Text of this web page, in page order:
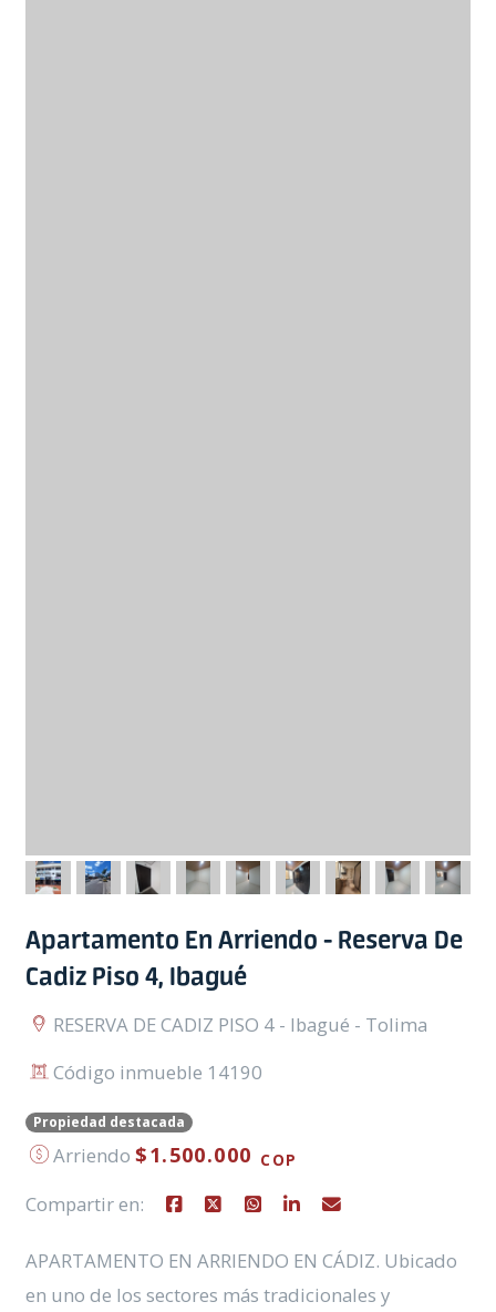
Apartamento En Arriendo - Reserva De
Cadiz Piso 4, Ibagué
RESERVA DE CADIZ PISO 4 - Ibagué - Tolima
Código inmueble 14190
Propiedad destacada
Arriendo$1.500.000 COP
Compartir en:
APARTAMENTO EN ARRIENDO EN CÁDIZ. Ubicado
en uno de los sectores más tradicionales y